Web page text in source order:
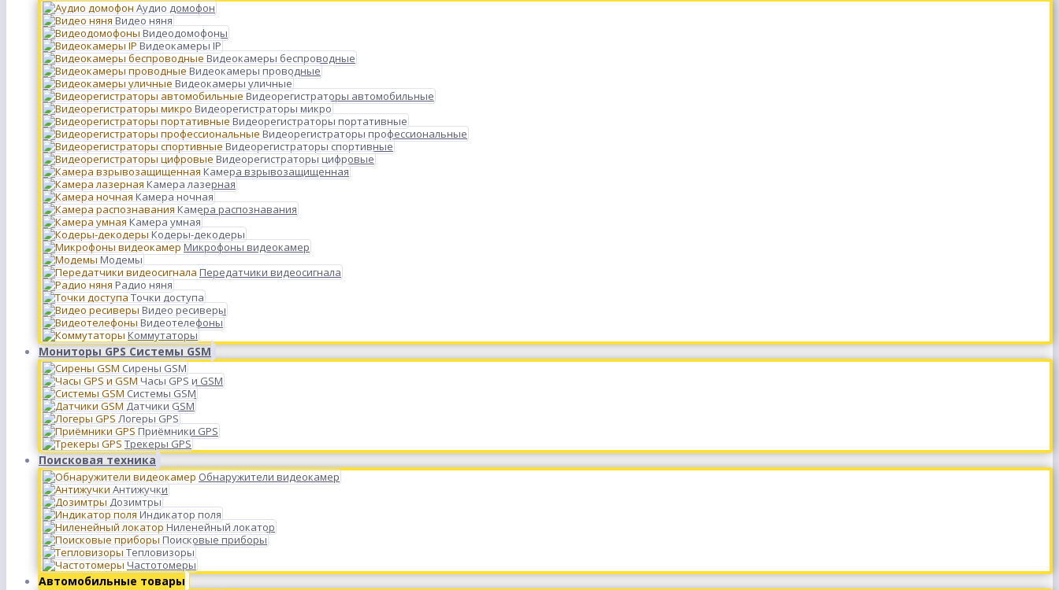
Аудио домофон
Видео няня
Видеодомофоны
Видеокамеры IP
Видеокамеры беспроводные
Видеокамеры проводные
Видеокамеры уличные
Видеорегистраторы автомобильные
Видеорегистраторы микро
Видеорегистраторы портативные
Видеорегистраторы профессиональные
Видеорегистраторы спортивные
Видеорегистраторы цифровые
Камера взрывозащищенная
Камера лазерная
Камера ночная
Камера распознавания
Камера умная
Кодеры-декодеры
Микрофоны видеокамер
Модемы
Передатчики видеосигнала
Радио няня
Точки доступа
Видео ресиверы
Видеотелефоны
Коммутаторы
Мониторы GPS Системы GSM
Сирены GSM
Часы GPS и GSM
Системы GSM
Датчики GSM
Логеры GPS
Приёмники GPS
Трекеры GPS
Поисковая техника
Обнаружители видеокамер
Антижучки
Дозимтры
Индикатор поля
Ниленейный локатор
Поисковые приборы
Тепловизоры
Частотомеры
Автомобильные товары